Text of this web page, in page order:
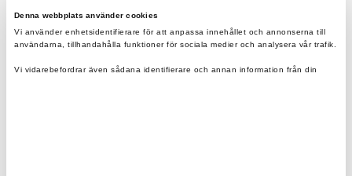
Denna webbplats använder cookies
Vi använder enhetsidentifierare för att anpassa innehållet och annonserna till
användarna, tillhandahålla funktioner för sociala medier och analysera vår trafik.
Vi vidarebefordrar även sådana identifierare och annan information från din
Veta hur man eldar
säker eldstad som hindrar elden från att sprida sig och